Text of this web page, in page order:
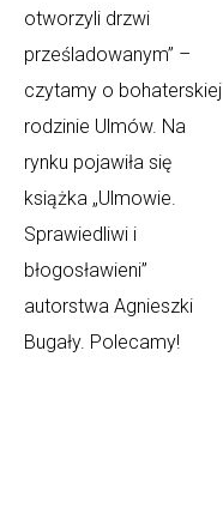
otworzyli drzwi
prześladowanym” –
czytamy o bohaterskiej
rodzinie Ulmów. Na
rynku pojawiła się
książka „Ulmowie.
Sprawiedliwi i
błogosławieni”
autorstwa Agnieszki
Bugały. Polecamy!